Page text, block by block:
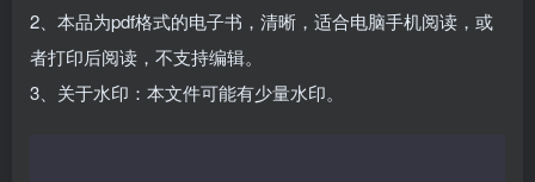
2、本品为pdf格式的电子书，清晰，适合电脑手机阅读，或
者打印后阅读，不支持编辑。
3、关于水印：本文件可能有少量水印。